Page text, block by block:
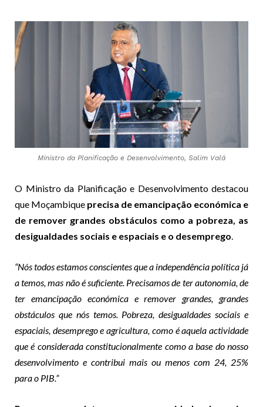
Ministro da Planificação e Desenvolvimento, Salim Valá
O Ministro da Planificação e Desenvolvimento destacou
que Moçambique precisa de emancipação económica e
de remover grandes obstáculos como a pobreza, as
desigualdades sociais e espaciais e o desemprego.
“Nós todos estamos conscientes que a independência política já
a temos, mas não é suficiente. Precisamos de ter autonomia, de
ter emancipação económica e remover grandes, grandes
obstáculos que nós temos. Pobreza, desigualdades sociais e
espaciais, desemprego e agricultura, como é aquela actividade
que é considerada constitucionalmente como a base do nosso
desenvolvimento e contribui mais ou menos com 24, 25%
para o PIB.”